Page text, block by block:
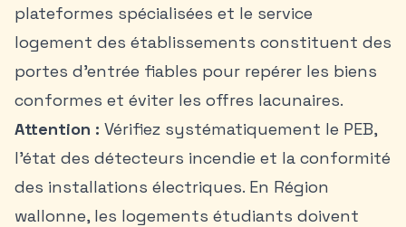
plateformes spécialisées et le service
logement des établissements constituent des
portes d’entrée fiables pour repérer les biens
conformes et éviter les offres lacunaires.
Attention : Vérifiez systématiquement le PEB,
l’état des détecteurs incendie et la conformité
des installations électriques. En Région
wallonne, les logements étudiants doivent